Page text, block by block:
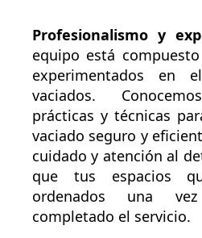
Profesionalismo y
equipo está
experimentados en
vaciados.
prácticas y técnicas
vaciado seguro y
cuidado y atención al
que tus espacios
ordenados una
completado el servicio.